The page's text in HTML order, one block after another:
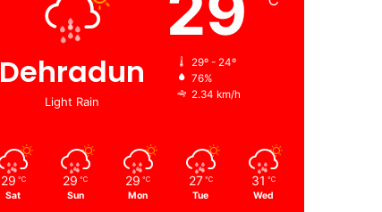
Dehradun
Light Rain
29º - 24º
76%
2.34 km/h
29 ℃
Sat
29 ℃
Sun
29 ℃
Mon
27 ℃
Tue
31 ℃
Wed